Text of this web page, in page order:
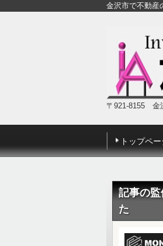
金沢市で不動産
〒921-8155 金
トップペー
記事の
た